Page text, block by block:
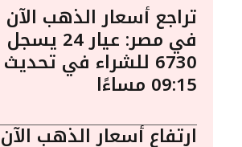
تراجع أسعار الذهب الآن
في مصر: عيار 24 يسجل
6730 للشراء في تحديث
09:15 مساءًا
ارتفاع أسعار الذهب الآن